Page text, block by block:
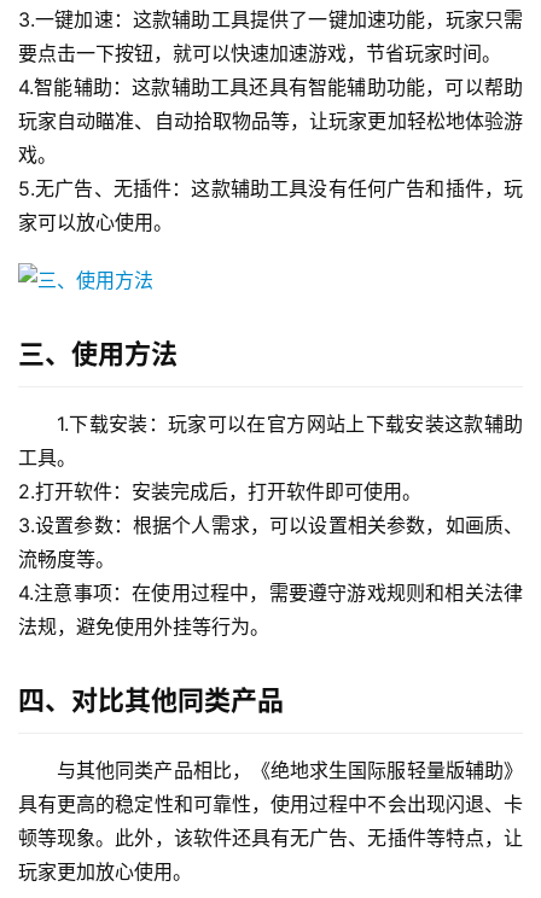
3.一键加速：这款辅助工具提供了一键加速功能，玩家只需
要点击一下按钮，就可以快速加速游戏，节省玩家时间。
4.智能辅助：这款辅助工具还具有智能辅助功能，可以帮助
玩家自动瞄准、自动拾取物品等，让玩家更加轻松地体验游
戏。
5.无广告、无插件：这款辅助工具没有任何广告和插件，玩
家可以放心使用。
三、使用方法
1.下载安装：玩家可以在官方网站上下载安装这款辅助
工具。
2.打开软件：安装完成后，打开软件即可使用。
3.设置参数：根据个人需求，可以设置相关参数，如画质、
流畅度等。
4.注意事项：在使用过程中，需要遵守游戏规则和相关法律
法规，避免使用外挂等行为。
四、对比其他同类产品
与其他同类产品相比，《绝地求生国际服轻量版辅助》
具有更高的稳定性和可靠性，使用过程中不会出现闪退、卡
顿等现象。此外，该软件还具有无广告、无插件等特点，让
玩家更加放心使用。